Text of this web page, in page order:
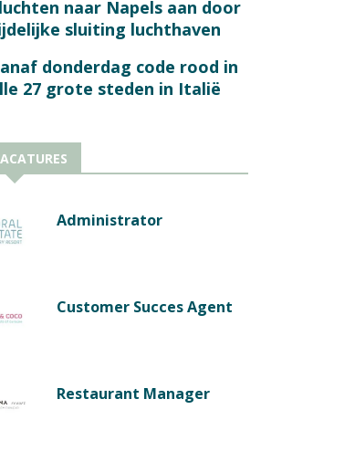
naar Napels aan door
sluiting luchthaven
donderdag code rood in
27 grote steden in Italië
Administrator
Customer Succes Agent
Restaurant Manager